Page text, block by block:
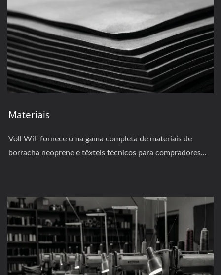
Materiais
Voll Will fornece uma gama completa de materiais de
borracha neoprene e têxteis técnicos para compradores...